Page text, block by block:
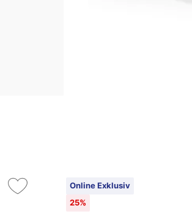
Online Exklusiv
25%